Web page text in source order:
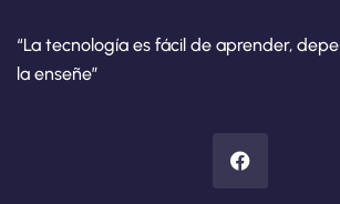
“La tecnología es fácil de aprender,
la enseñe”